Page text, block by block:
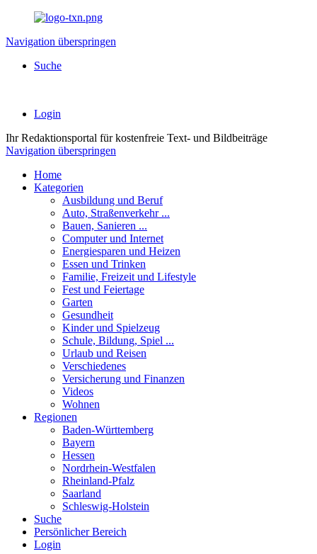
Navigation überspringen
Suche
Login
Ihr Redaktionsportal für kostenfreie Text- und Bildbeiträge
Navigation überspringen
Home
Kategorien
Ausbildung und Beruf
Auto, Straßenverkehr ...
Bauen, Sanieren ...
Computer und Internet
Energiesparen und Heizen
Essen und Trinken
Familie, Freizeit und Lifestyle
Fest und Feiertage
Garten
Gesundheit
Kinder und Spielzeug
Schule, Bildung, Spiel ...
Urlaub und Reisen
Verschiedenes
Versicherung und Finanzen
Videos
Wohnen
Regionen
Baden-Württemberg
Bayern
Hessen
Nordrhein-Westfalen
Rheinland-Pfalz
Saarland
Schleswig-Holstein
Suche
Persönlicher Bereich
Login